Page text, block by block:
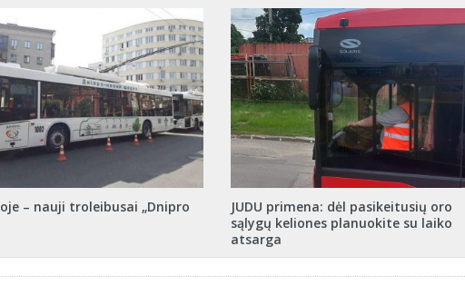
– nauji troleibusai „Dnipro
JUDU primena: dėl pasikeitusių oro
sąlygų keliones planuokite su laiko
atsarga